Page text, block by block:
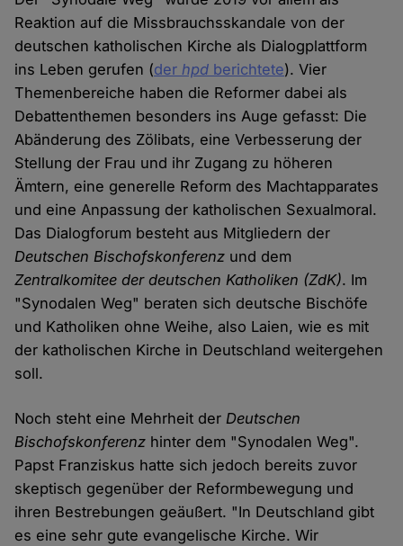
Reaktion auf die Missbrauchsskandale von der
deutschen katholischen Kirche als Dialogplattform
ins Leben gerufen (derhpd berichtete). Vier
Themenbereiche haben die Reformer dabei als
Debattenthemen besonders ins Auge gefasst: Die
Abänderung des Zölibats, eine Verbesserung der
Stellung der Frau und ihr Zugang zu höheren
Ämtern, eine generelle Reform des Machtapparates
und eine Anpassung der katholischen Sexualmoral.
Das Dialogforum besteht aus Mitgliedern der
Deutschen Bischofskonferenz und dem
Zentralkomitee der deutschen Katholiken (ZdK). Im
"Synodalen Weg" beraten sich deutsche Bischöfe
und Katholiken ohne Weihe, also Laien, wie es mit
der katholischen Kirche in Deutschland weitergehen
soll.
Noch steht eine Mehrheit derDeutschen
Bischofskonferenz hinter dem "Synodalen Weg".
Papst Franziskus hatte sich jedoch bereits zuvor
skeptisch gegenüber der Reformbewegung und
ihren Bestrebungen geäußert. "In Deutschland gibt
es eine sehr gute evangelische Kirche. Wir